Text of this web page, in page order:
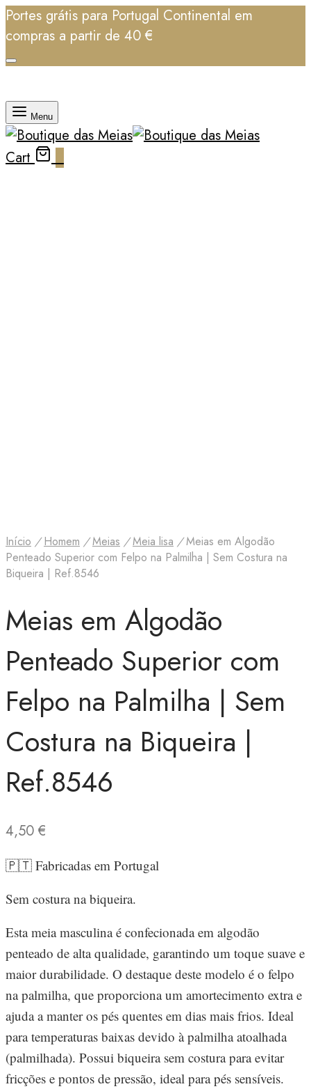
Portes grátis para Portugal Continental em
compras a partir de 40 €
Menu
Cart 0
Início / Homem / Meias / Meia lisa /Meias em Algodão
Penteado Superior com Felpo na Palmilha | Sem Costura na
Biqueira | Ref.8546
Meias em Algodão
Penteado Superior com
Felpo na Palmilha | Sem
Costura na Biqueira |
Ref.8546
4,50 €
🇵🇹 Fabricadas em Portugal
Sem costura na biqueira.
Esta meia masculina é confecionada em algodão
penteado de alta qualidade, garantindo um toque suave e
maior durabilidade. O destaque deste modelo é o felpo
na palmilha, que proporciona um amortecimento extra e
ajuda a manter os pés quentes em dias mais frios. Ideal
para temperaturas baixas devido à palmilha atoalhada
(palmilhada). Possui biqueira sem costura para evitar
fricções e pontos de pressão, ideal para pés sensíveis.